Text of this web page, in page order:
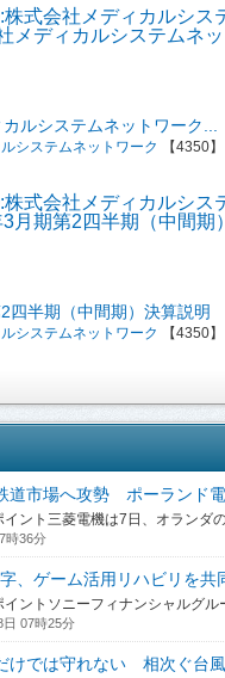
ルシステムネットワーク...
システムネットワーク 【4350】
四半期（中間期）決算説明
システムネットワーク 【4350】
道市場へ攻勢 ポーランド電
ント三菱電機は7日、オランダ
時36分
、ゲーム活用リハビリを共
ントソニーフィナンシャルグル
日 07時25分
けでは守れない 相次ぐ台風